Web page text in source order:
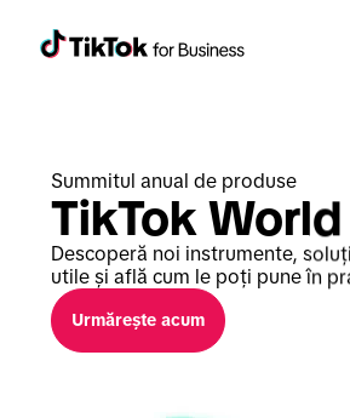
Summitul anual de produse
TikTok
Descoperă noi instrumente,
utile și află cum le poți pune în
Urmărește acum